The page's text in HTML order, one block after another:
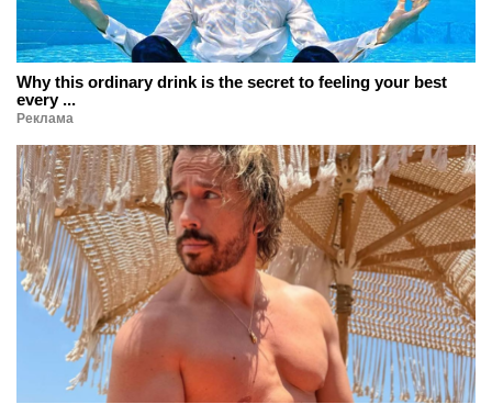
Why this ordinary drink is the secret to feeling your best
every ...
Реклама